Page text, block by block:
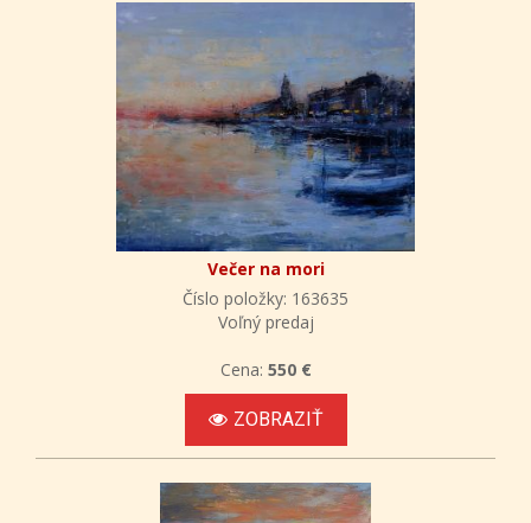
Večer na mori
Číslo položky: 163635
Voľný predaj
Cena: 550 €
ZOBRAZIŤ